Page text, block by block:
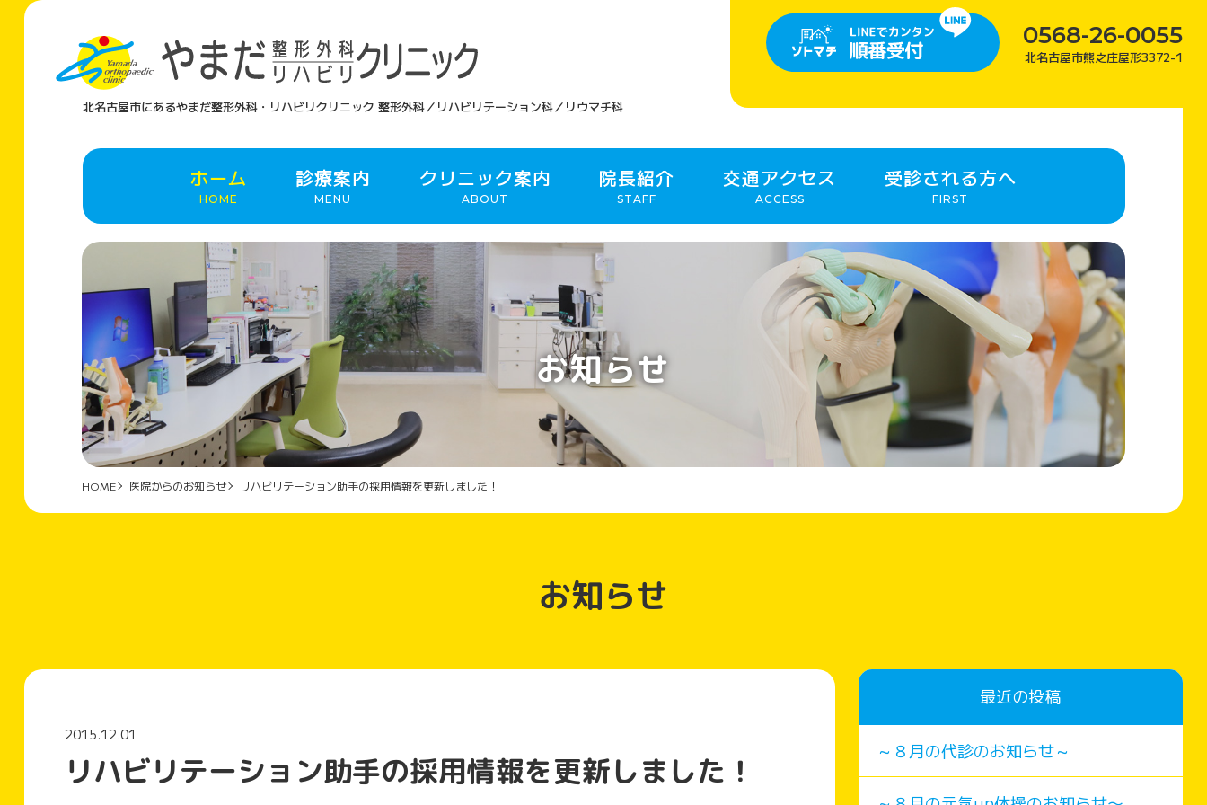
北名古屋市にあるやまだ整形外科・リハビリクリニック 整形外科／リハビリテーション科／リウマチ科
0568-26-0055
北名古屋市熊之庄屋形3372-1
ホーム
HOME
診療案内
MENU
クリニック案内
ABOUT
院長紹介
STAFF
交通アクセス
ACCESS
受診される方へ
FIRST
お知らせ
HOME 医院からのお知らせ リハビリテーション助手の採用情報を更新しました！
お知らせ
2015.12.01
リハビリテーション助手の採用情報を更新しました！
最近の投稿
～８月の代診のお知らせ～